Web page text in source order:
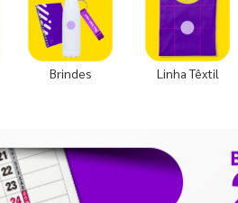
Brindes Linha Têxtil